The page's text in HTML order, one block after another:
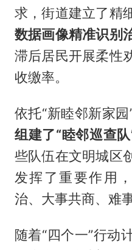
求，街道建立了精
数据画像精准识别
滞后居民开展柔性
收缴率。
依托“新睦邻新家
组建了“睦邻巡查
些队伍在文明城区
发挥了重要作用
治、大事共商、难事
随着“四个一”行动